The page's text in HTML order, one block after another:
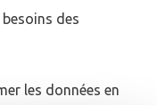
des
les données en